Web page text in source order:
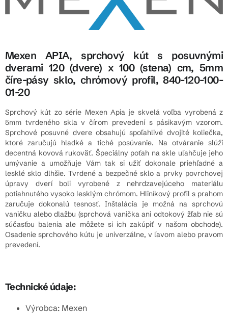
Mexen APIA, sprchový kút s posuvnými
dverami 120 (dvere) x 100 (stena) cm, 5mm
číre-pásy sklo, chrómový profil, 840-120-100-
01-20
Sprchový kút zo série Mexen Apia je skvelá voľba vyrobená z
5mm tvrdeného skla v čírom prevedení s pásikavým vzorom.
Sprchové posuvné dvere obsahujú spoľahlivé dvojité koliečka,
ktoré zaručujú hladké a tiché posúvanie. Na otváranie slúži
decentná kovová rukoväť. Špeciálny poťah na skle uľahčuje jeho
umývanie a umožňuje Vám tak si užiť dokonale priehľadné a
lesklé sklo dlhšie. Tvrdené a bezpečné sklo a prvky povrchovej
úpravy dverí boli vyrobené z nehrdzavejúceho materiálu
potiahnutého vysoko lesklým chrómom. Hliníkový profil s prahom
zaručuje dokonalú tesnosť. Inštalácia je možná na sprchovú
vaničku alebo dlažbu (sprchová vanička ani odtokový žľab nie sú
súčasťou balenia ale môžete si ich zakúpiť v našom obchode).
Osadenie sprchového kútu je univerzálne, v ľavom alebo pravom
prevedení.
Technické údaje:
Výrobca: Mexen